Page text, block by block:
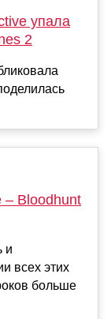
упала
2
– Bloodhunt
и
всех этих
больше